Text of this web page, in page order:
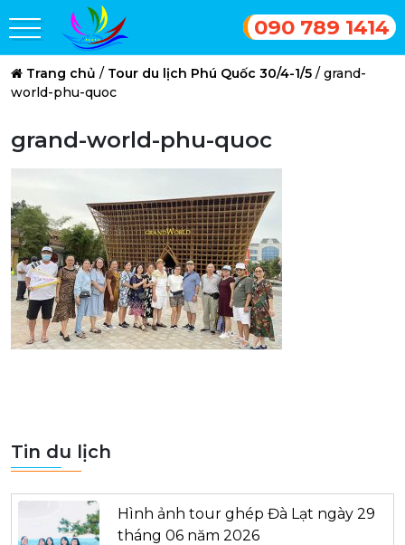
090 789 1414
Trang chủ / Tour du lịch Phú Quốc 30/4-1/5 / grand-
world-phu-quoc
grand-world-phu-quoc
Tin du lịch
Hình ảnh tour ghép Đà Lạt ngày 29
tháng 06 năm 2026